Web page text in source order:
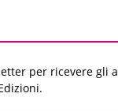
per ricevere gli